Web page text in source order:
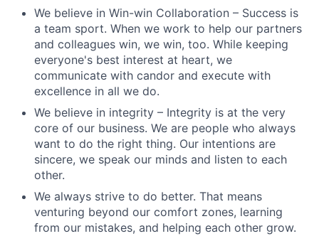
We believe in Win-win Collaboration – Success is
a team sport. When we work to help our partners
and colleagues win, we win, too. While keeping
everyone's best interest at heart, we
communicate with candor and execute with
excellence in all we do.
We believe in integrity – Integrity is at the very
core of our business. We are people who always
want to do the right thing. Our intentions are
sincere, we speak our minds and listen to each
other.
We always strive to do better. That means
venturing beyond our comfort zones, learning
from our mistakes, and helping each other grow.